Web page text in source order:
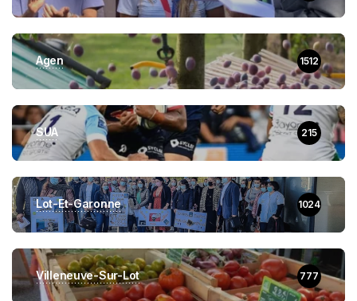
Agen 1512
SUA 215
Lot-Et-Garonne 1024
Villeneuve-Sur-Lot 777